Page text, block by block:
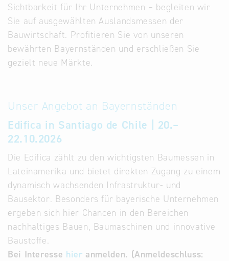
Sichtbarkeit für Ihr Unternehmen – begleiten wir
Sie auf ausgewählten Auslandsmessen der
Bauwirtschaft. Profitieren Sie von unseren
bewährten Bayernständen und erschließen Sie
gezielt neue Märkte.
Unser Angebot an Bayernständen
Edifica in Santiago de Chile | 20.–
22.10.2026
Die Edifica zählt zu den wichtigsten Baumessen in
Lateinamerika und bietet direkten Zugang zu einem
dynamisch wachsenden Infrastruktur- und
Bausektor. Besonders für bayerische Unternehmen
ergeben sich hier Chancen in den Bereichen
nachhaltiges Bauen, Baumaschinen und innovative
Baustoffe.
Bei Interesse hier anmelden. (Anmeldeschluss: